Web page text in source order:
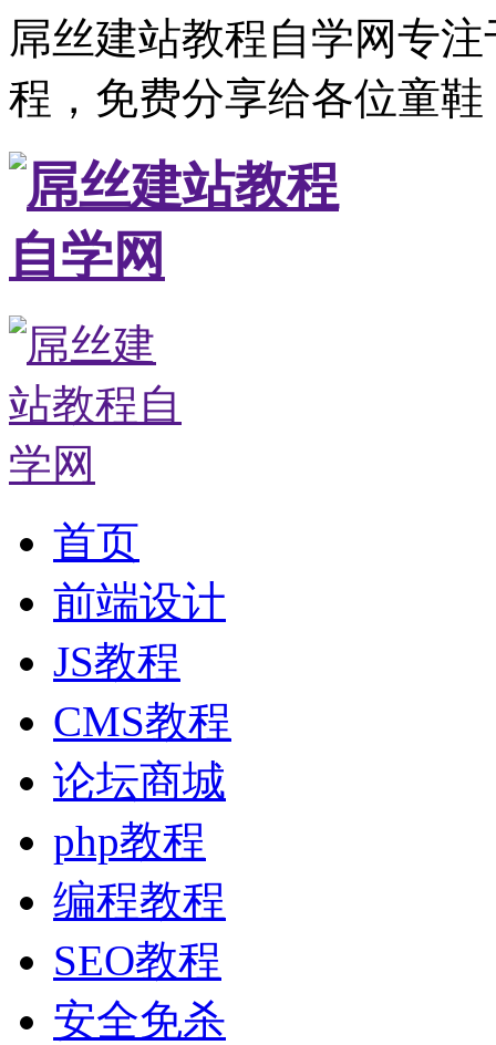
屌丝建站教程自学网专
程，免费分享给各位童
首页
前端设计
JS教程
CMS教程
论坛商城
php教程
编程教程
SEO教程
安全免杀